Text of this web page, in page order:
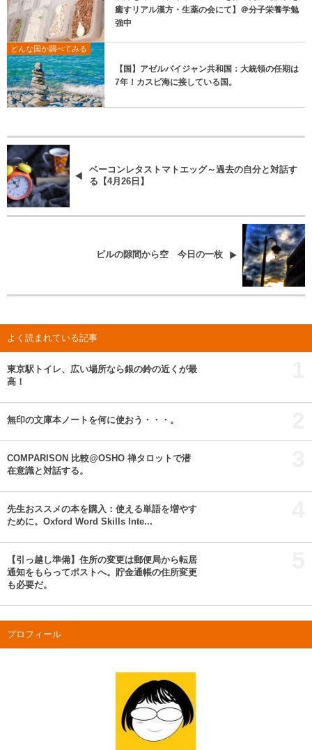
癒すリアル漢方・生薬の会にて】＠分子栄養学勉
強中
どんな国か調べてみる
【国】アゼルバイジャン共和国：大統領の任期は
7年！カスピ海に接している国。
ベーコンレタストマトエッグ～過去の自分と対話す
る【4月26日】
ビルの隙間から空 今日の一枚
よく読まれている記事
東京駅トイレ、広い場所なら銀の鈴の近くが最
高！
無印の文庫本ノートを何に使おう・・・。
COMPARISON 比較@OSHO 禅タロットで潜
在意識と対話する。
先生おススメの本を購入：使える単語を増やす
ために。Oxford Word Skills Inte...
【引っ越し準備】住所の変更は郵便局から転居
通知をもらってポストへ。貯金通帳の住所変更
も必要だ。
プロフィール